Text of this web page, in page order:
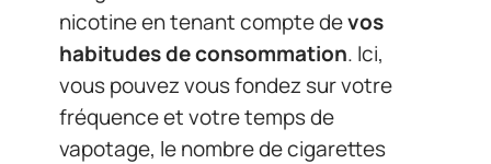
nicotine en tenant compte devos
habitudes de consommation. Ici,
vous pouvez vous fondez sur votre
fréquence et votre temps de
vapotage, le nombre de cigarettes